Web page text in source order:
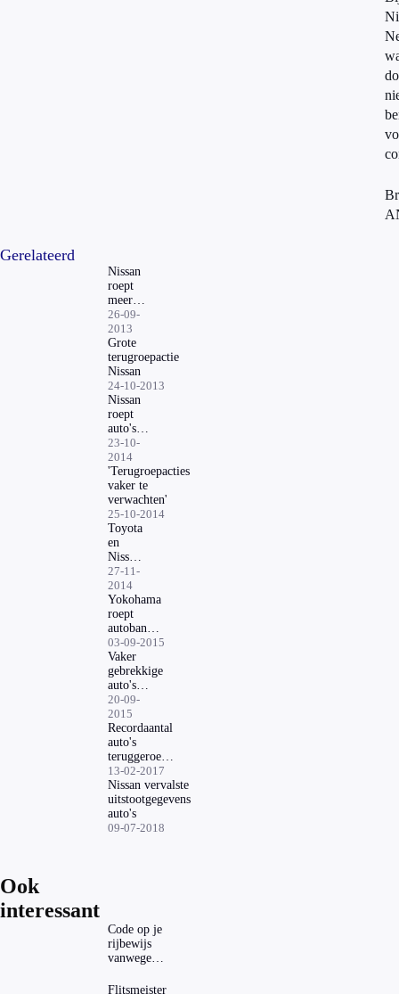
Gerelateerd
Nissan
roept
meer
dan
900.000
auto's
terug
26-09-
2013
Grote
terugroepactie
Nissan
24-10-2013
Nissan
roept
auto's
terug om
probleem
met
airbags
23-10-
2014
'Terugroepacties
vaker te
verwachten'
25-10-2014
Toyota
en
Nissan
roepen
auto's
terug
27-11-
2014
Yokohama
roept
autobanden
terug
03-09-2015
Vaker
gebrekkige
auto's
verkocht
20-09-
2015
Recordaantal
auto's
teruggeroepen
in 2016
13-02-2017
Nissan vervalste
uitstootgegevens
auto's
09-07-2018
Ook
interessant
Code op je
rijbewijs
vanwege
autisme?
Flitsmeister